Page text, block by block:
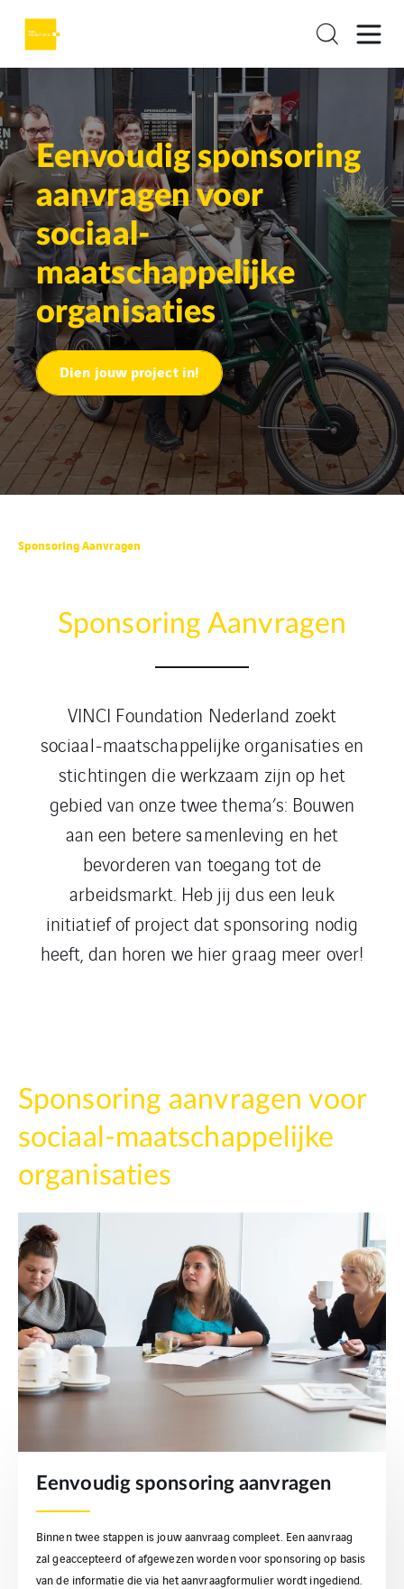
Eenvoudig sponsoring
aanvragen voor
sociaal-
maatschappelijke
organisaties
Dien jouw project in!
Sponsoring Aanvragen
Sponsoring Aanvragen
VINCI Foundation Nederland zoekt
sociaal-maatschappelijke organisaties en
stichtingen die werkzaam zijn op het
gebied van onze twee thema’s: Bouwen
aan een betere samenleving en het
bevorderen van toegang tot de
arbeidsmarkt. Heb jij dus een leuk
initiatief of project dat sponsoring nodig
heeft, dan horen we hier graag meer over!
Sponsoring aanvragen voor
sociaal-maatschappelijke
organisaties
Eenvoudig sponsoring aanvragen
Binnen twee stappen is jouw aanvraag compleet. Een aanvraag
zal geaccepteerd of afgewezen worden voor sponsoring op basis
van de informatie die via het aanvraagformulier wordt ingediend.